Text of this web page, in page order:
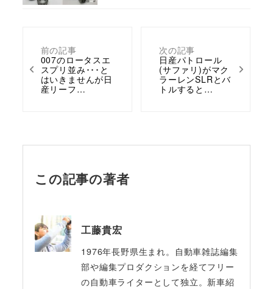
前の記事
007のロータスエ
スプリ並み･･･と
はいきませんが日
産リーフ…
次の記事
日産パトロール
(サファリ)がマク
ラーレンSLRとバ
トルすると…
この記事の著者
工藤貴宏
1976年長野県生まれ。自動車雑誌編集
部や編集プロダクションを経てフリー
の自動車ライターとして独立。新車紹